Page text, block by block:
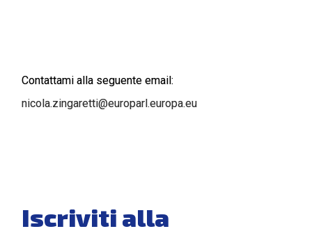
Contattami alla seguente email:
nicola.zingaretti@europarl.europa.eu
Iscriviti alla